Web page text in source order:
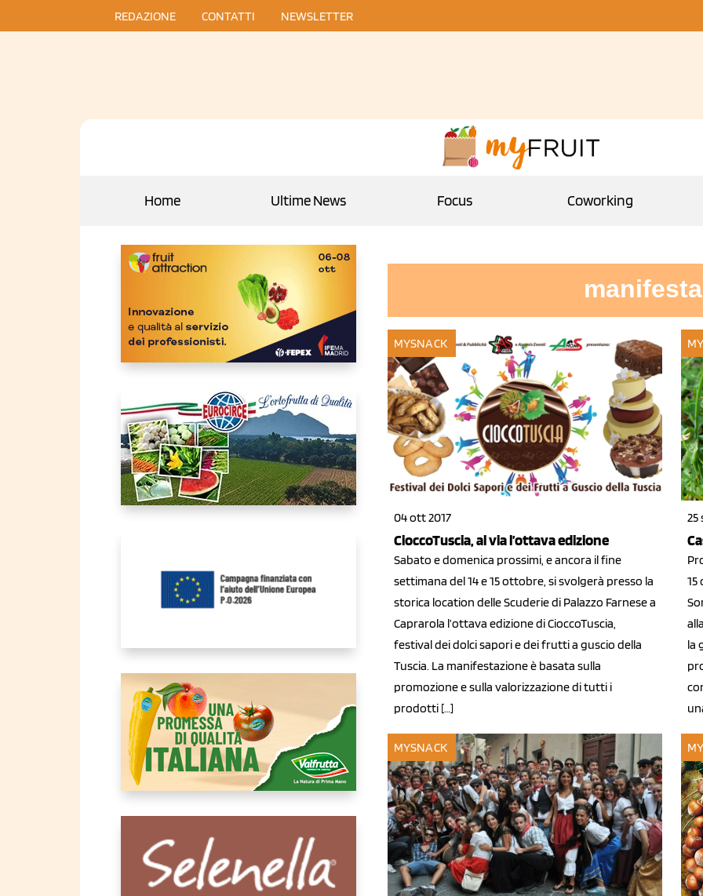
REDAZIONE CONTATTI NEWSLETTER
Home Ultime News Focus Coworking
MYSNACK
04 ott 2017
CioccoTuscia, al via l’ottava edizione
Sabato e domenica prossimi, e ancora il fine
settimana del 14 e 15 ottobre, si svolgerà presso la
storica location delle Scuderie di Palazzo Farnese a
Caprarola l’ottava edizione di CioccoTuscia,
festival dei dolci sapori e dei frutti a guscio della
Tuscia. La manifestazione è basata sulla
promozione e sulla valorizzazione di tutti i
prodotti […]
25
15
la
MYSNACK